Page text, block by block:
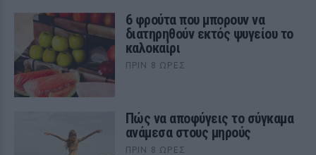
6 φρούτα που μπορουν να
διατηρηθούν εκτός ψυγείου το
καλοκαίρι
ΠΡΙΝ 8 ΏΡΕΣ
Πώς να αποφύγεις το σύγκαμα
ανάμεσα στους μηρούς
ΠΡΙΝ 8 ΏΡΕΣ